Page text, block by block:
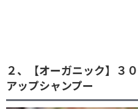
２、【オーガニック】３
アップシャンプー